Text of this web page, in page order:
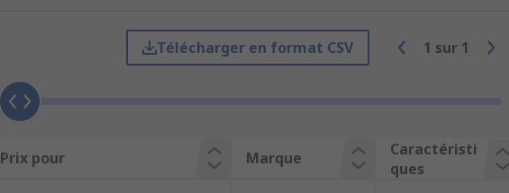
Télécharger en format CSV 1 sur 1
Prix pour Marque
Caractéristi
ques